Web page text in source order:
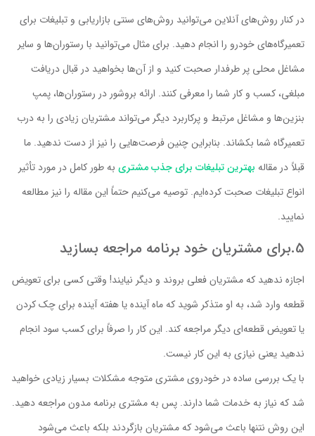
در کنار روش‌های آنلاین می‌توانید روش‌های سنتی بازاریابی و تبلیغات برای
تعمیرگاه‌های خودرو را انجام دهید. برای مثال می‌توانید با رستوران‌ها و سایر
مشاغل محلی پر طرفدار صحبت کنید و از آن‌ها بخواهید در قبال دریافت
مبلغی، کسب و کار شما را معرفی کنند. ارائه بروشور در رستوران‌ها، پمپ
بنزین‌ها و مشاغل مرتبط و پرکاربرد دیگر می‌تواند مشتریان زیادی را به درب
تعمیرگاه شما بکشاند. بنابراین چنین فرصت‌هایی را نیز از دست ندهید. ما
قبلاً در مقاله بهترین تبلیغات برای جذب مشتری به طور کامل در مورد تأثیر
انواع تبلیغات صحبت کرده‌ایم. توصیه می‌کنیم حتماً این مقاله را نیز مطالعه
نمایید.
5.برای مشتریان خود برنامه مراجعه بسازید
اجازه ندهید که مشتریان فعلی بروند و دیگر نیایند! وقتی کسی برای تعویض
قطعه وارد شد، به او متذکر شوید که ماه آینده یا هفته آینده برای چک کردن
یا تعویض قطعه‌ای دیگر مراجعه کند. این کار را صرفاً برای کسب سود انجام
ندهید یعنی نیازی به این کار نیست.
با یک بررسی ساده در خودروی مشتری متوجه مشکلات بسیار زیادی خواهید
شد که نیاز به خدمات شما دارند. پس به مشتری برنامه مدون مراجعه دهید.
این روش نتنها باعث می‌شود که مشتریان بازگردند بلکه باعث می‌شود